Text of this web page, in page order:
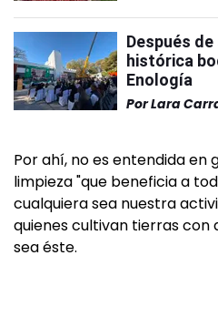
Después
histórica
Enología
PorLara
Por ahí, no es entendida en
limpieza "que beneficia a
cualquiera sea nuestra
quienes cultivan tierras con
sea éste.